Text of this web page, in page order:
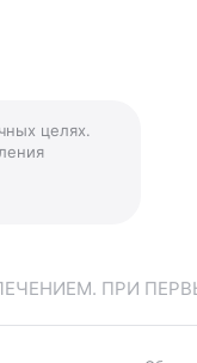
целях.
ПРИ